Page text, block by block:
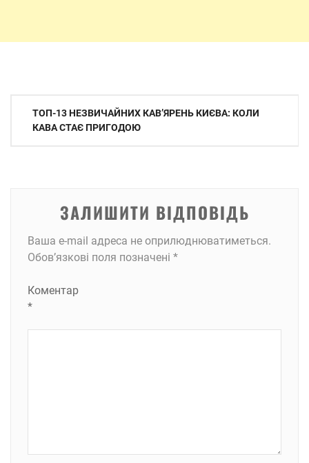
Навігація
записів
ТОП-13 НЕЗВИЧАЙНИХ КАВ’ЯРЕНЬ КИЄВА: КОЛИ
КАВА СТАЄ ПРИГОДОЮ
ЗАЛИШИТИ ВІДПОВІДЬ
Ваша e-mail адреса не оприлюднюватиметься.
Обов’язкові поля позначені *
Коментар
*